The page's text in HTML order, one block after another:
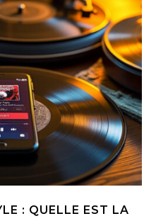
: QUELLE EST LA